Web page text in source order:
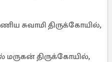
சுவாமி திருக்கோயில்,
மருகன் திருக்கோயில்,